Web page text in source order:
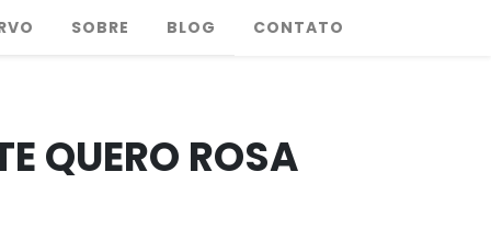
SOBRE BLOG CONTATO
QUERO ROSA